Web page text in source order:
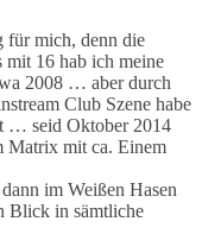
für mich, denn die
mit 16 hab ich meine
2008 … aber durch
Club Szene habe
… seid Oktober 2014
Matrix mit ca. Einem
im Weißen Hasen
Blick in sämtliche